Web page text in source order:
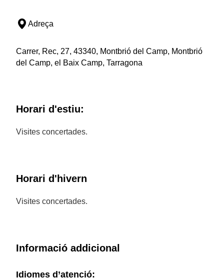
Adreça
Carrer, Rec, 27, 43340, Montbrió del Camp, Montbrió
del Camp, el Baix Camp, Tarragona
Horari d'estiu:
Visites concertades.
Horari d'hivern
Visites concertades.
Informació addicional
Idiomes d’atenció: